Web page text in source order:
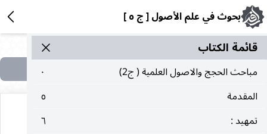
بحوث في علم الأصول [ ج ٥ ]
قائمة الکتاب
مباحث الحجج والاصول العلمية ( ج2)
٠
المقدمة
٥
تمهيد :
٦